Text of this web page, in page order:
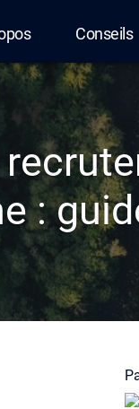
Conseils
: